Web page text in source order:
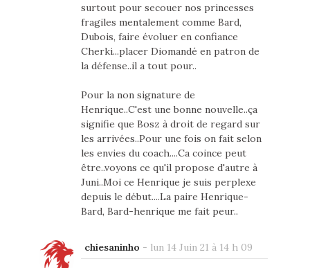
surtout pour secouer nos princesses
fragiles mentalement comme Bard,
Dubois, faire évoluer en confiance
Cherki...placer Diomandé en patron de
la défense..il a tout pour..
Pour la non signature de
Henrique..C'est une bonne nouvelle..ça
signifie que Bosz à droit de regard sur
les arrivées..Pour une fois on fait selon
les envies du coach....Ca coince peut
être..voyons ce qu'il propose d'autre à
Juni..Moi ce Henrique je suis perplexe
depuis le début....La paire Henrique-
Bard, Bard-henrique me fait peur..
chiesaninho - lun 14 Juin 21 à 14 h 09